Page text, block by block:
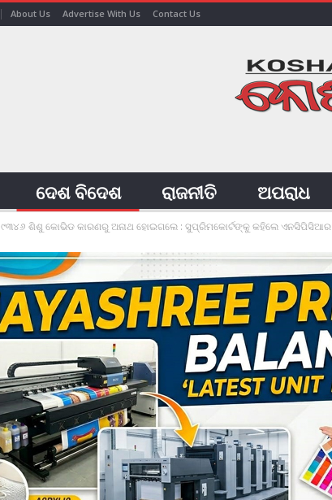
About Us Advertise With Us Contact Us
ଦେଶ ବିଦେଶ ରାଜନୀତି ଅପରାଧ
୯୩୪୬ ଶିଶୁ କୋଭିଡ କାରଣରୁ ଅନାଥ ହୋଇଗଲେ : ସୁପ୍ରିମକୋର୍ଟଙ୍କୁ କହିଲେ ଏନସିପିସିଆର